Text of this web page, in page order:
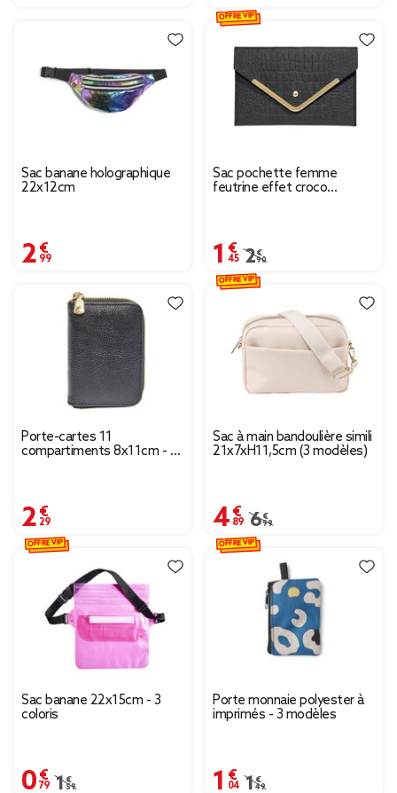
Sac banane holographique
22x12cm
2,99 €
Sac pochette femme
feutrine effet croco
1,45 €
Prix remisé de 2,90 €
2,90 €
OFFRE VIP
Porte-cartes 11
compartiments 8x11cm - 2
2,29 €
Sac à main bandoulière simili
21x7xH11,5cm (3 modèles)
4,89 €
Prix remisé de 6,99 €
6,99 €
OFFRE VIP
Sac banane 22x15cm - 3
coloris
0,79 €
Prix remisé de 1,59 € à 0,79 €
1,59 €
OFFRE VIP
Porte monnaie polyester à
imprimés - 3 modèles
1,04 €
Prix remisé de 1,49 €
1,49 €
OFFRE VIP